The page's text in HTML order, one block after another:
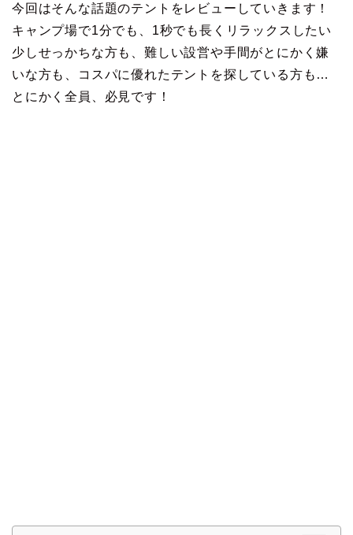
今回はそんな話題のテントをレビューしていきます！
キャンプ場で1分でも、1秒でも長くリラックスしたい
少しせっかちな方も、難しい設営や手間がとにかく嫌
いな方も、コスパに優れたテントを探している方も…
とにかく全員、必見です！